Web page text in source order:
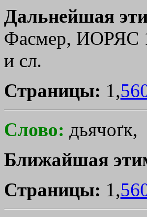
Дальнейшая
Фасмер, ИОРЯС
и сл.
Страницы: 1,
Слово: дьячоґк,
Ближайшая
Страницы: 1,